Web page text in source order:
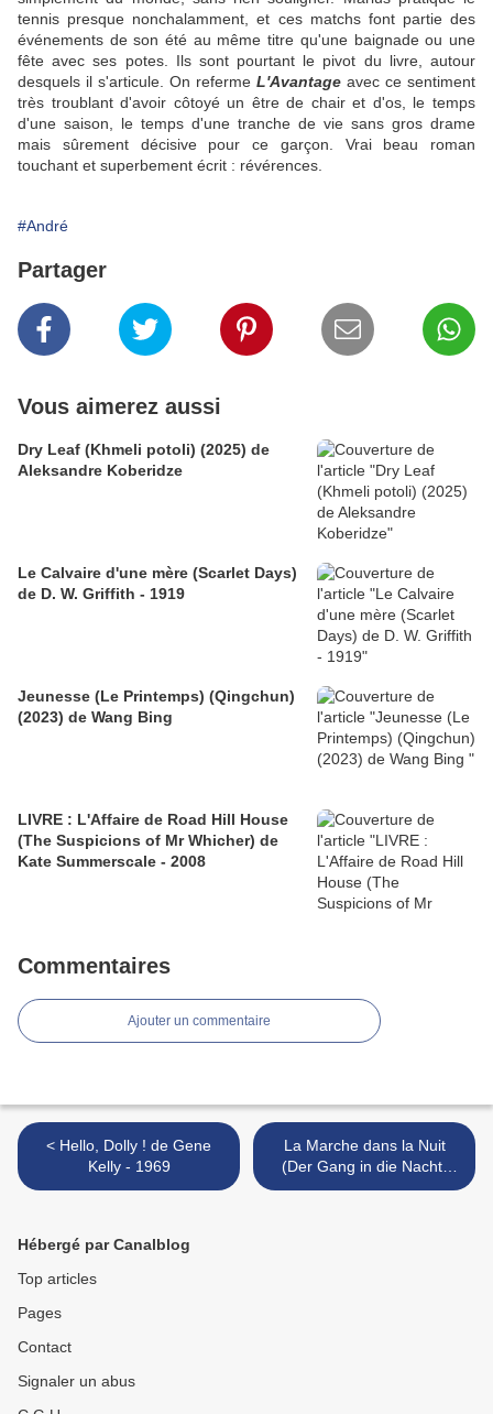
tennis presque nonchalamment, et ces matchs font partie des
événements de son été au même titre qu'une baignade ou une
fête avec ses potes. Ils sont pourtant le pivot du livre, autour
desquels il s'articule. On referme L'Avantage avec ce sentiment
très troublant d'avoir côtoyé un être de chair et d'os, le temps
d'une saison, le temps d'une tranche de vie sans gros drame
mais sûrement décisive pour ce garçon. Vrai beau roman
touchant et superbement écrit : révérences.
#André
Partager
Vous aimerez aussi
Dry Leaf (Khmeli potoli) (2025) de
Aleksandre Koberidze
Le Calvaire d'une mère (Scarlet Days)
de D. W. Griffith - 1919
Jeunesse (Le Printemps) (Qingchun)
(2023) de Wang Bing
LIVRE : L'Affaire de Road Hill House
(The Suspicions of Mr Whicher) de
Kate Summerscale - 2008
Commentaires
Ajouter un commentaire
< Hello, Dolly ! de Gene
Kelly - 1969
La Marche dans la Nuit
(Der Gang in die Nacht)
(1921) de F.W. Murnau >
Hébergé par Canalblog
Top articles
Pages
Contact
Signaler un abus